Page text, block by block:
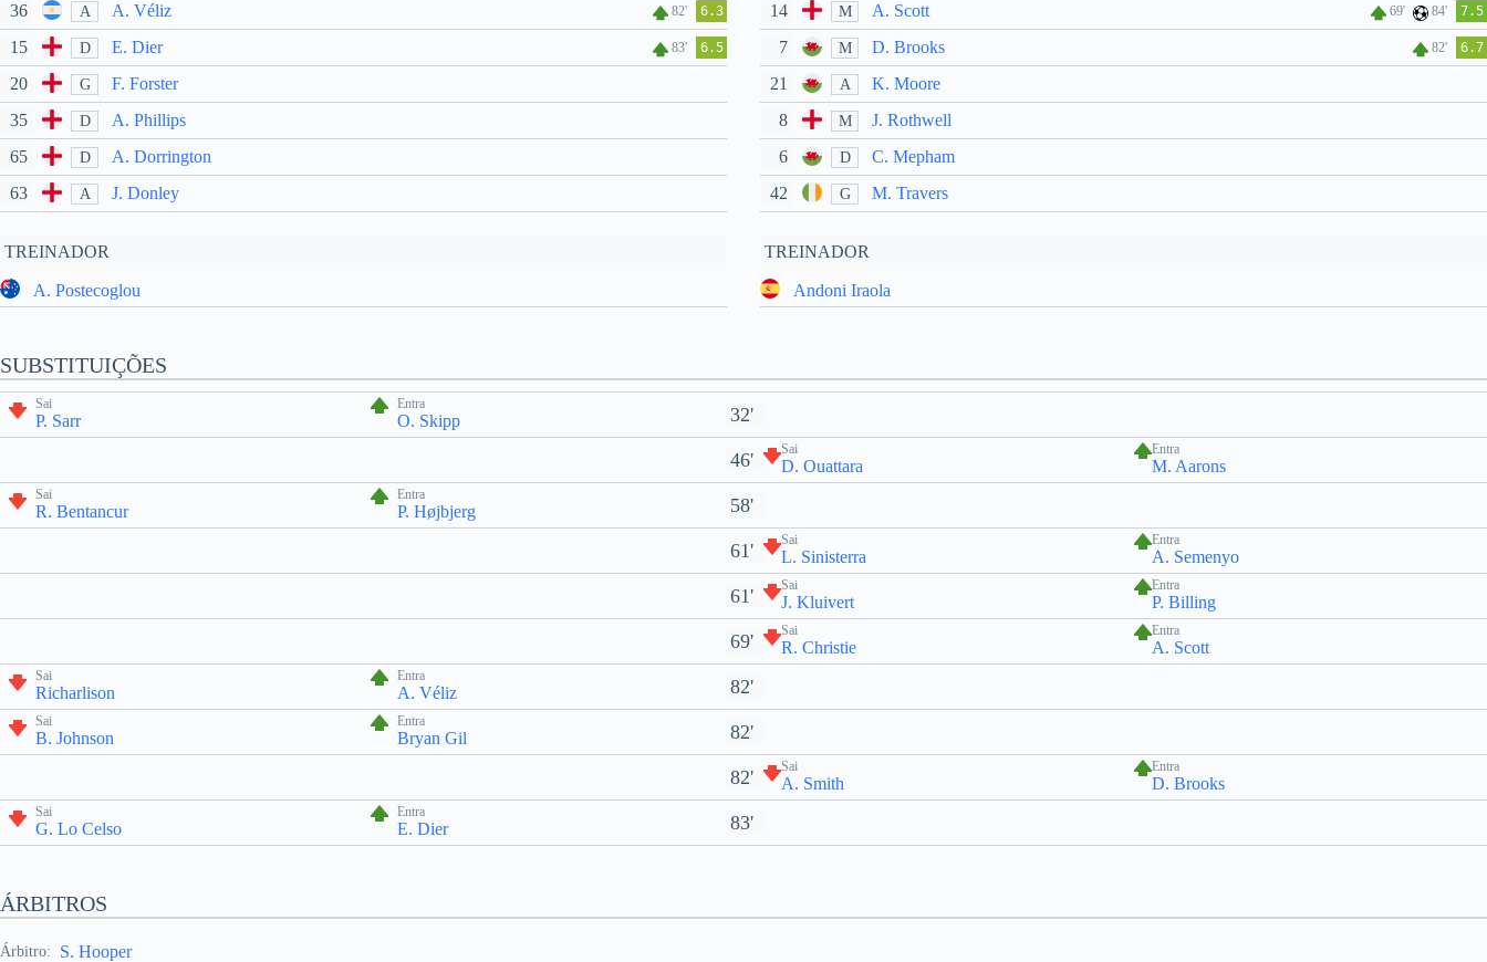
36 A A. Véliz 82' 6.3
15 D E. Dier 83' 6.5
20 G
F. Forster
35
D
A. Phillips
65
D
A. Dorrington
63
A J. Donley
TREINADOR
A. Postecoglou
14 M A. Scott 69' 84' 7.5
7 M D. Brooks 82' 6.7
21 A
K. Moore
8
M
J. Rothwell
6
D
C. Mepham
42
G M. Travers
TREINADOR
Andoni Iraola
SUBSTITUIÇÕES
Sai
P. Sarr
Entra
O. Skipp 32'
46' Sai
D. Ouattara
Entra
M. Aarons
Sai
R. Bentancur
Entra
P. Højbjerg 58'
61' Sai
L. Sinisterra
Entra
A. Semenyo
61' Sai
J. Kluivert
Entra
P. Billing
69' Sai
R. Christie
Entra
A. Scott
Sai
Richarlison
Entra
A. Véliz 82'
Sai
B. Johnson
Entra
Bryan Gil 82'
82' Sai
A. Smith
Entra
D. Brooks
Sai
G. Lo Celso
Entra
E. Dier 83'
ÁRBITROS
Árbitro: S. Hooper